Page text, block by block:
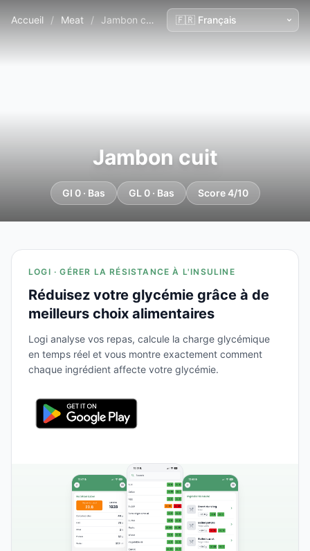
Accueil / Meat / Jambon cuit
Jambon cuit
GI 0 · Bas GL 0 · Bas Score 4/10
LOGI · GÉRER LA RÉSISTANCE À L'INSULINE
Réduisez votre glycémie grâce à de
meilleurs choix alimentaires
Logi analyse vos repas, calcule la charge glycémique
en temps réel et vous montre exactement comment
chaque ingrédient affecte votre glycémie.